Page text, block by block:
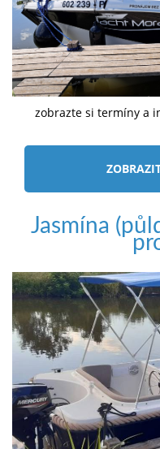
zobrazte si termíny a
Jasmína